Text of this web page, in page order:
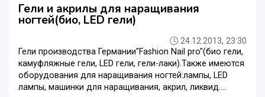
Гели и акрилы для наращивания
ногтей(био, LED гели)
24.12.2013, 23:30
Гели производства Германии"Fashion Nail pro"(био гели,
камуфляжные гели, LED гели, гели-лаки).Также имеются
оборудования для наращивания ногтей:лампы, LED
лампы, машинки для наращивания, акрил, ликвид....